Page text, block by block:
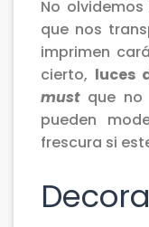
No olvidemos
que nos
imprimen
cierto, luces
must que
pueden
frescura si